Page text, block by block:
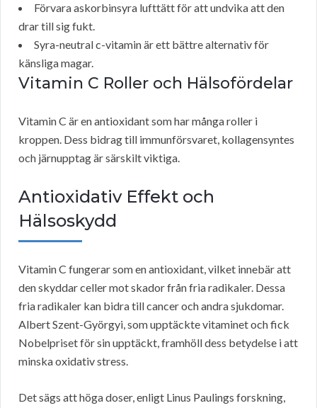
Förvara askorbinsyra lufttätt för att undvika att den
drar till sig fukt.
Syra-neutral c-vitamin är ett bättre alternativ för
känsliga magar.
Vitamin C Roller och Hälsofördelar
Vitamin C är en antioxidant som har många roller i
kroppen. Dess bidrag till immunförsvaret, kollagensyntes
och järnupptag är särskilt viktiga.
Antioxidativ Effekt och
Hälsoskydd
Vitamin C fungerar som en antioxidant, vilket innebär att
den skyddar celler mot skador från fria radikaler. Dessa
fria radikaler kan bidra till cancer och andra sjukdomar.
Albert Szent-Györgyi, som upptäckte vitaminet och fick
Nobelpriset för sin upptäckt, framhöll dess betydelse i att
minska oxidativ stress.
Det sägs att höga doser, enligt Linus Paulings forskning,